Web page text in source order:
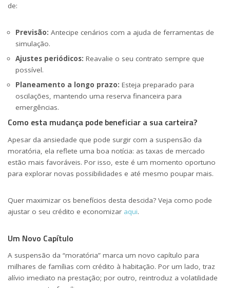
de:
Previsão: Antecipe cenários com a ajuda de ferramentas de
simulação.
Ajustes periódicos: Reavalie o seu contrato sempre que
possível.
Planeamento a longo prazo: Esteja preparado para
oscilações, mantendo uma reserva financeira para
emergências.
Como esta mudança pode beneficiar a sua carteira?
Apesar da ansiedade que pode surgir com a suspensão da
moratória, ela reflete uma boa notícia: as taxas de mercado
estão mais favoráveis. Por isso, este é um momento oportuno
para explorar novas possibilidades e até mesmo poupar mais.
Quer maximizar os benefícios desta descida? Veja como pode
ajustar o seu crédito e economizar aqui.
Um Novo Capítulo
A suspensão da “moratória” marca um novo capítulo para
milhares de famílias com crédito à habitação. Por um lado, traz
alívio imediato na prestação; por outro, reintroduz a volatilidade